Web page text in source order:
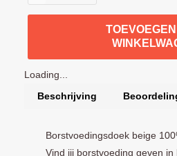
aantal
Loading...
Beschrijving
Borstvoedingsdoek beige
Vind jij borstvoeding geven